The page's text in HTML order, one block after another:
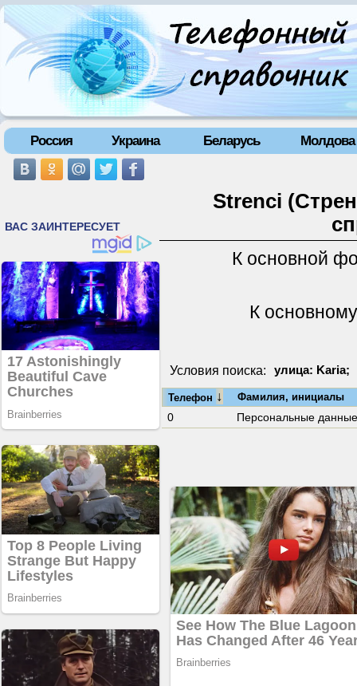
Россия Украина Беларусь Молдова
Strenci
К основной
К
Условия поиска: улица: Karia;
Телефон ↓ Фамилия, инициалы
0 Персональные данные